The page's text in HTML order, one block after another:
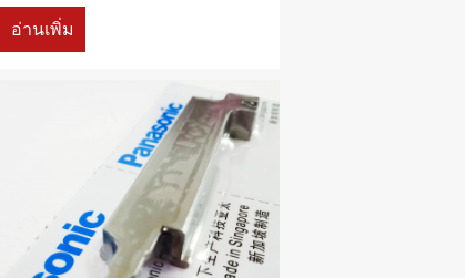
อ่านเพิ่ม